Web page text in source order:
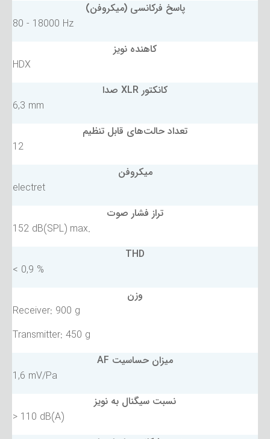
پاسخ فرکانسی (میکروفن)
80 - 18000 Hz
کاهنده نویز
HDX
کانکتور XLR صدا
6,3 mm
تعداد حالت‌های قابل تنظیم
12
میکروفن
electret
تراز فشار صوت
152 dB(SPL) max.
THD
< 0,9 %
وزن
Receiver: 900 g
Transmitter: 450 g
میزان حساسیت AF
1,6 mV/Pa
نسبت سیگنال به نویز
> 110 dB(A)